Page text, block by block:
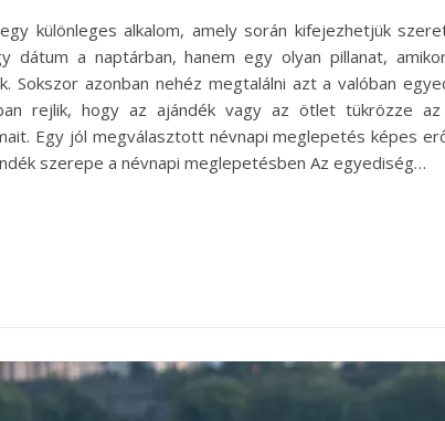
különleges alkalom, amely során kifejezhetjük
dátum a naptárban, hanem egy olyan pillanat,
Sokszor azonban nehéz megtalálni azt a valóban
rejlik, hogy az ajándék vagy az ötlet tükrözze
Egy jól megválasztott névnapi meglepetés képes
szerepe a névnapi meglepetésben Az egyediség…